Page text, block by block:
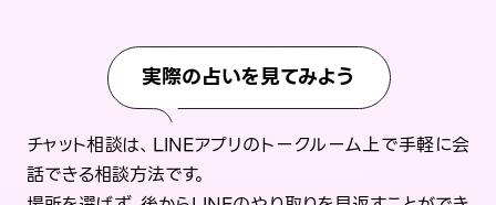
実際の占いを見てみよう
チャット相談は、LINEアプリのトークルーム上で手軽に会
話できる相談方法です。